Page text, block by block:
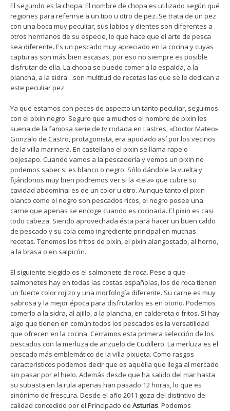
El segundo es la chopa. El nombre de chopa es utilizado según qué
regiones para referirse a un tipo u otro de pez. Se trata de un pez
con una boca muy peculiar, sus labios y dientes son diferentes a
otros hermanos de su especie, lo que hace que el arte de pesca
sea diferente. Es un pescado muy apreciado en la cocina y cuyas
capturas son más bien escasas, por eso no siempre es posible
disfrutar de ella. La chopa se puede comer a la espalda, a la
plancha, a la sidra…son multitud de recetas las que se le dedican a
este peculiar pez.
Ya que estamos con peces de aspecto un tanto peculiar, seguimos
con el pixin negro. Seguro que a muchos el nombre de pixin les
suena de la famosa serie de tv rodada en Lastres, «Doctor Mateo».
Gonzalo de Castro, protagonista, era apodado así por los vecinos
de la villa marinera. En castellano el pixin se llama rape o
pejesapo. Cuando vamos a la pescadería y vemos un pixin no
podemos saber si es blanco o negro. Sólo dándole la vuelta y
fijándonos muy bien podremos ver si la «tela» que cubre su
cavidad abdominal es de un color u otro. Aunque tanto el pixin
blanco como el negro son pescados ricos, el negro posee una
carne que apenas se encoge cuando es cocinada. El pixin es casi
todo cabeza. Siendo aprovechada ésta para hacer un buen caldo
de pescado y su cola como ingrediente principal en muchas
recetas. Tenemos los fritos de pixin, el pixin alangostado, al horno,
a la brasa o en salpicón.
El siguiente elegido es el salmonete de roca. Pese a que
salmonetes hay en todas las costas españolas, los de roca tienen
un fuerte color rojizo y una morfología diferente. Su carne es muy
sabrosa y la mejor época para disfrutarlos es en otoño. Podemos
comerlo a la sidra, al ajillo, a la plancha, en caldereta o fritos. Si hay
algo que tienen en común todos los pescados es la versatilidad
que ofrecen en la cocina. Cerramos esta primera selección de los
pescados con la merluza de anzuelo de Cudillero. La merluza es el
pescado más emblemático de la villa pixueta. Como rasgos
característicos podemos decir que es aquélla que llega al mercado
sin pasar por el hielo. Además desde que ha salido del mar hasta
su subasta en la rula apenas han pasado 12 horas, lo que es
sinónimo de frescura. Desde el año 2011 goza del distintivo de
calidad concedido por el Principado de Asturias. Podemos